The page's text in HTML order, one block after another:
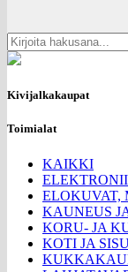
Kivijalkakaupat
Toimialat
KAIKKI
ELOKUVAT,
KAUNEUS
KORU- JA
KOTI JA